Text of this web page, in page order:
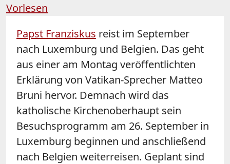
Vorlesen
Papst Franziskus reist im September
nach Luxemburg und Belgien. Das geht
aus einer am Montag veröffentlichten
Erklärung von Vatikan-Sprecher Matteo
Bruni hervor. Demnach wird das
katholische Kirchenoberhaupt sein
Besuchsprogramm am 26. September in
Luxemburg beginnen und anschließend
nach Belgien weiterreisen. Geplant sind